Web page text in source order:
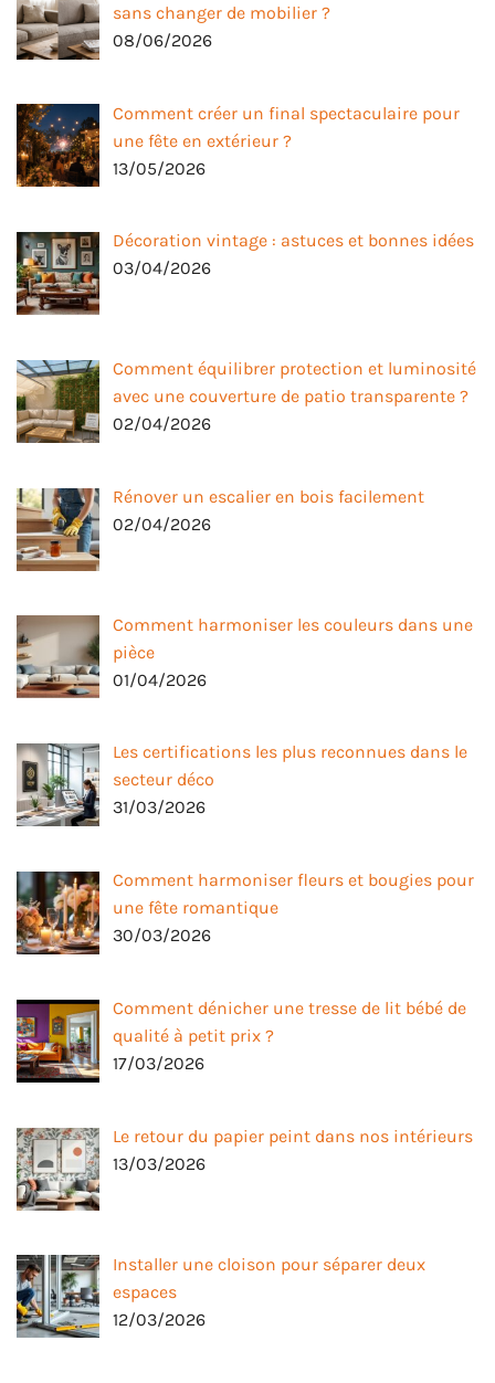
sans changer de mobilier ?
08/06/2026
Comment créer un final spectaculaire pour
une fête en extérieur ?
13/05/2026
Décoration vintage : astuces et bonnes idées
03/04/2026
Comment équilibrer protection et luminosité
avec une couverture de patio transparente ?
02/04/2026
Rénover un escalier en bois facilement
02/04/2026
Comment harmoniser les couleurs dans une
pièce
01/04/2026
Les certifications les plus reconnues dans le
secteur déco
31/03/2026
Comment harmoniser fleurs et bougies pour
une fête romantique
30/03/2026
Comment dénicher une tresse de lit bébé de
qualité à petit prix ?
17/03/2026
Le retour du papier peint dans nos intérieurs
13/03/2026
Installer une cloison pour séparer deux
espaces
12/03/2026